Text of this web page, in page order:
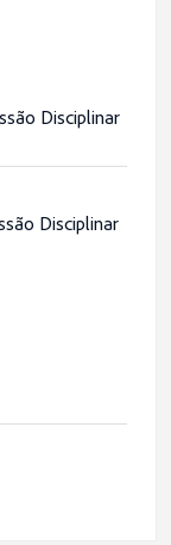
Disciplinar
Disciplinar